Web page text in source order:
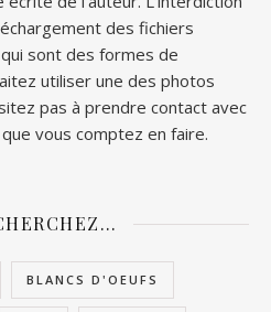
des fichiers
sont des formes de
utiliser une des photos
pas à prendre contact avec
vous comptez en faire.
BLANCS D'OEUFS